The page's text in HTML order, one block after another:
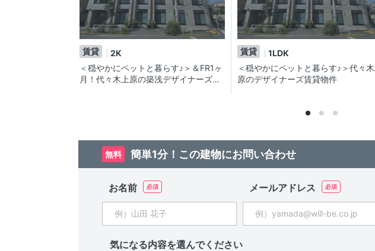
賃貸
2K
＜穏やかにペットと暮らす♪＞＆FR1ヶ
月！代々木上原の築浅デザイナーズ賃
賃貸
1LDK
＜穏やかにペットと暮らす♪＞代々
原のデザイナーズ賃貸物件
無料 簡単1分！この建物にお問い合わせ
お名前 メールアドレス
気になる内容を選んでください